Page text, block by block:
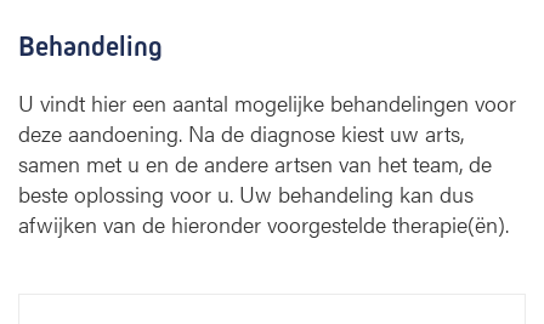
Behandeling
U vindt hier een aantal mogelijke behandelingen voor
deze aandoening. Na de diagnose kiest uw arts,
samen met u en de andere artsen van het team, de
beste oplossing voor u. Uw behandeling kan dus
afwijken van de hieronder voorgestelde therapie(ën).